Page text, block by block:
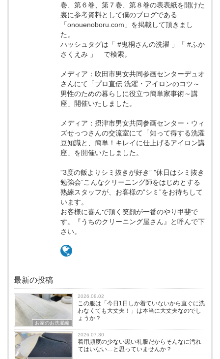
巻、第６巻、第７巻、第８巻の表表紙を開けた
裏に参考資料として僕のブログである
「onouenoboru.com」を掲載して頂きまし
た。
ハッシュタグは「 #鬼桐さんの洗濯 」「 #ふか
さくえみ 」 で検索。
メディア：吹田市男女共同参画センターデュオ
さんにて「プロ直伝 洗濯・アイロンのコツ～
男性のための暮らしに役立つ簡単家事術～講
座」開催いたしました。
メディア：摂津市男女共同参画センター・ウィ
ズせっつさんの交流室にて「知って得する洗濯
豆知識と、簡単！キレイに仕上げるアイロン講
座」を開催いたしました。
”3度の飯よりシミ抜きが好き” ”休日はシミ抜き
勉強会”こんなクリーニング師をはじめとする
熟練スタッフが、お客様の”シミ”をお待ちして
います。
お客様に喜んで頂く笑顔が一番のやり甲斐で
す。『うちのクリーニング屋さん』と呼んで下
さい。
最新の投稿
お家のお洗濯編
2026.08.02
この服は「今日1日しか着ていないから直ぐに洗
わなくても大丈夫！」は本当に大丈夫なのでし
ょうか？
2026.07.30
着用頻度の少ない黒い礼服だからそんなに汚れ
てはいない…と思っていませんか？